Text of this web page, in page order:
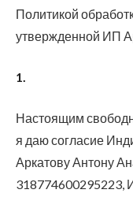
Политикой
утвержденной ИП
1.
Настоящим
я даю согласие
Аркатову Антону
318774600295223,